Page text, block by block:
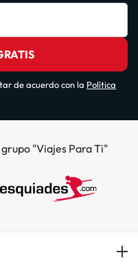
de acuerdo con la Política
"Viajes Para Ti"